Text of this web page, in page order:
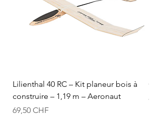
Lilienthal 40 RC – Kit planeur bois à
construire – 1,19 m – Aeronaut
Prix
69,50 CHF
Prix